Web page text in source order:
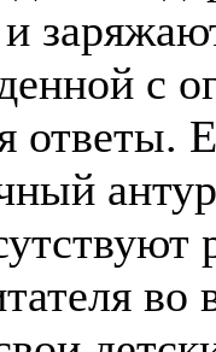
с
ответы.